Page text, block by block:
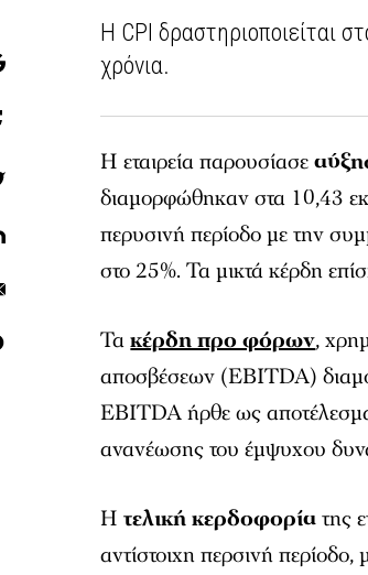
Η CPI δραστηριοποιείται
χρόνια.
Η εταιρεία παρουσίασε
διαμορφώθηκαν στα 10,43
περυσινή περίοδο με την
στο 25%. Τα μικτά κέρδη
Τακέρδη προ φόρων,
αποσβέσεων (EBITDA)
EBITDA ήρθε ως
ανανέωσης του έμψυχου
Ητελική κερδοφορίατης
αντίστοιχη περσινή